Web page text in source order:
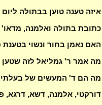
איזה טענה טוען בבתולה ליום
כתובת בתולה ואלמנה,
האם נאמן בחור ונשוי
מה אמר ר' גמליאל לזה שטען
מה הם ד' המעשים של בעלתי
דורקטי, אלמנה, דשא, דרגא,